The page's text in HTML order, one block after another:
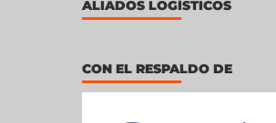
ALIADOS LOGÍSTICOS
CON EL RESPALDO DE